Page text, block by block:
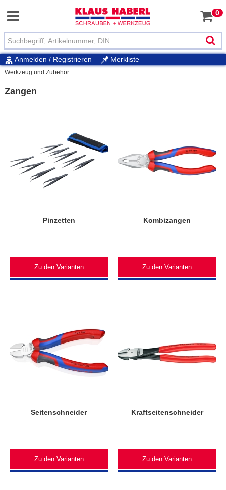
0
Anmelden / Registrieren Merkliste
Werkzeug und Zubehör
Zangen
Pinzetten
Zu den Varianten
Kombizangen
Zu den Varianten
Seitenschneider
Zu den Varianten
Kraftseitenschneider
Zu den Varianten